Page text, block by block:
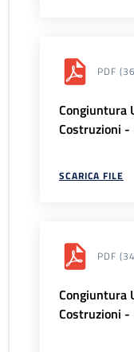
PDF
Congiuntura
Costruzioni
SCARICA FILE
PDF
Congiuntura
Costruzioni